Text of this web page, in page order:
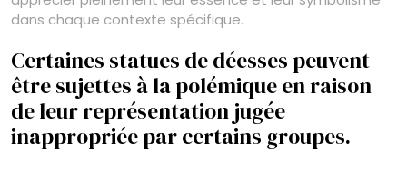
dans chaque contexte spécifique.
Certaines statues de déesses peuvent
être sujettes à la polémique en raison
de leur représentation jugée
inappropriée par certains groupes.